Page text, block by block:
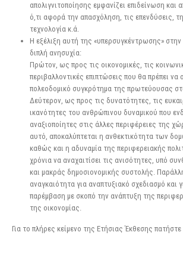
απολιγνιτοποίησης εμφανίζει επιδείνωση και
ό,τι αφορά την απασχόληση, τις επενδύσεις,
τεχνολογία κ.ά.
Η εξέλιξη αυτή της «υπερσυγκέντρωσης» στην
διπλή ανησυχία:
Πρώτον, ως προς τις οικονομικές, τις
περιβαλλοντικές επιπτώσεις που θα πρέπει να
πολεοδομικό συγκρότημα της πρωτεύουσας
Δεύτερον, ως προς τις δυνατότητες, τις
ικανότητες του ανθρώπινου δυναμικού που
αναξιοποίητες στις άλλες περιφέρειες της
αυτό, αποκαλύπτεται η ανθεκτικότητα των
καθώς και η αδυναμία της περιφερειακής
χρόνια να αναχαιτίσει τις ανισότητες, υπό
και μακράς δημοσιονομικής συστολής.
αναγκαιότητα για αναπτυξιακό σχεδιασμό και
παρέμβαση με σκοπό την ανάπτυξη της
της οικονομίας.
Για το πλήρες κείμενο της Ετήσιας Έκθεσης πατήστε